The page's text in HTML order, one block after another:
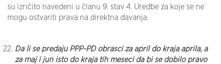
su izričito navedeni u članu 9. stav 4. Uredbe za koje se ne
mogu ostvariti prava na direktna davanja.
Da li se predaju PPP-PD obrasci za april do kraja aprila, a
za maj i jun isto do kraja tih meseci da bi se dobilo pravo